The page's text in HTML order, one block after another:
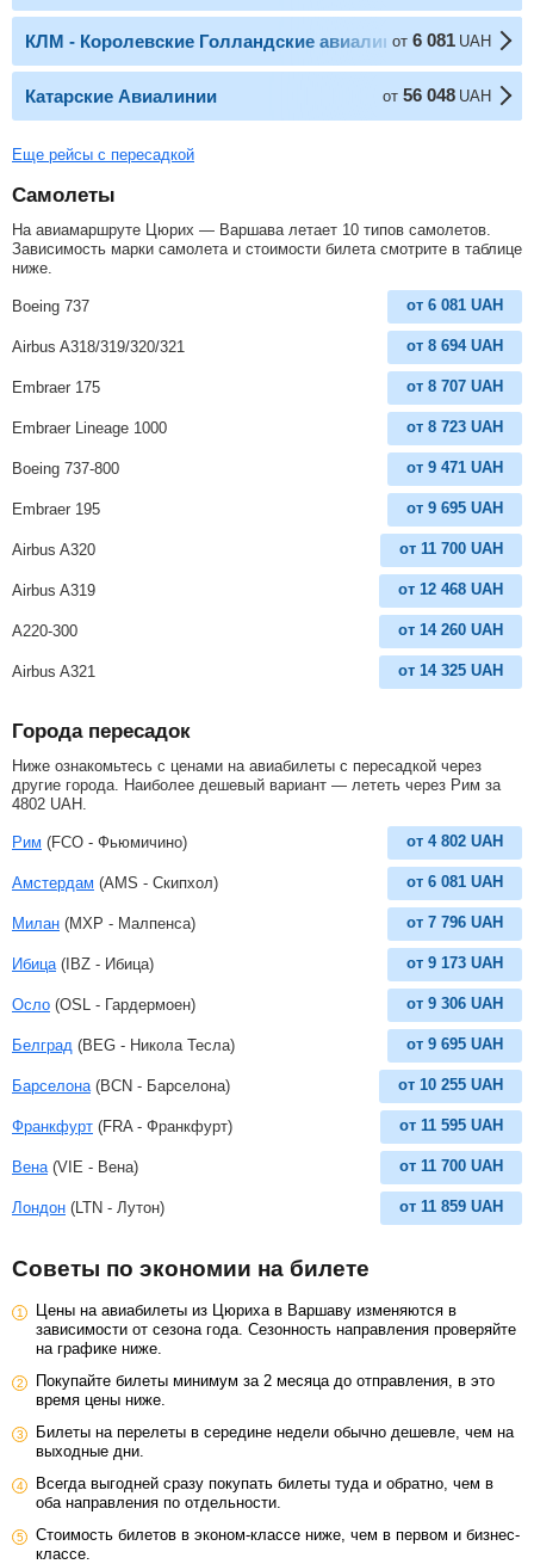
КЛМ - Королевские Голландские авиалинии
от 6 081 UAH
Катарские Авиалинии от 56 048 UAH
Еще рейсы с пересадкой
Самолеты
На авиамаршруте Цюрих — Варшава летает 10 типов самолетов.
Зависимость марки самолета и стоимости билета смотрите в таблице
ниже.
Boeing 737 от 6 081 UAH
Airbus A318/319/320/321 от 8 694 UAH
Embraer 175 от 8 707 UAH
Embraer Lineage 1000 от 8 723 UAH
Boeing 737-800 от 9 471 UAH
Embraer 195 от 9 695 UAH
Airbus A320 от 11 700 UAH
Airbus A319 от 12 468 UAH
A220-300 от 14 260 UAH
Airbus A321 от 14 325 UAH
Города пересадок
Ниже ознакомьтесь с ценами на авиабилеты с пересадкой через
другие города. Наиболее дешевый вариант — лететь через Рим за
4802 UAH
Рим (FCO - Фьюмичино) от 4 802 UAH
Амстердам (AMS - Скипхол) от 6 081 UAH
Милан (MXP - Малпенса) от 7 796 UAH
Ибица (IBZ - Ибица) от 9 173 UAH
Осло (OSL - Гардермоен) от 9 306 UAH
Белград (BEG - Никола Тесла) от 9 695 UAH
Барселона (BCN - Барселона) от 10 255 UAH
Франкфурт (FRA - Франкфурт) от 11 595 UAH
Вена (VIE - Вена) от 11 700 UAH
Лондон (LTN - Лутон) от 11 859 UAH
Советы по экономии на билете
Цены на авиабилеты из Цюриха в Варшаву изменяются в
зависимости от сезона года. Сезонность направления проверяйте
на графике ниже.
Покупайте билеты минимум за 2 месяца до отправления, в это
время цены ниже.
Билеты на перелеты в середине недели обычно дешевле, чем на
выходные дни.
Всегда выгодней сразу покупать билеты туда и обратно, чем в
оба направления по отдельности.
Стоимость билетов в эконом-классе ниже, чем в первом и бизнес-
классе.